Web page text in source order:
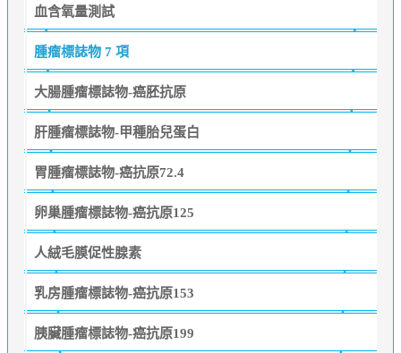
血含氧量測試
腫瘤標誌物 7 項
大腸腫瘤標誌物-癌胚抗原
肝腫瘤標誌物-甲種胎兒蛋白
胃腫瘤標誌物-癌抗原72.4
卵巢腫瘤標誌物-癌抗原125
人絨毛膜促性腺素
乳房腫瘤標誌物-癌抗原153
胰臟腫瘤標誌物-癌抗原199